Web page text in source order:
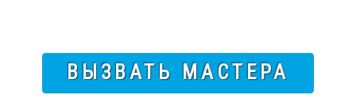
ВЫЗВАТЬ МАСТЕРА